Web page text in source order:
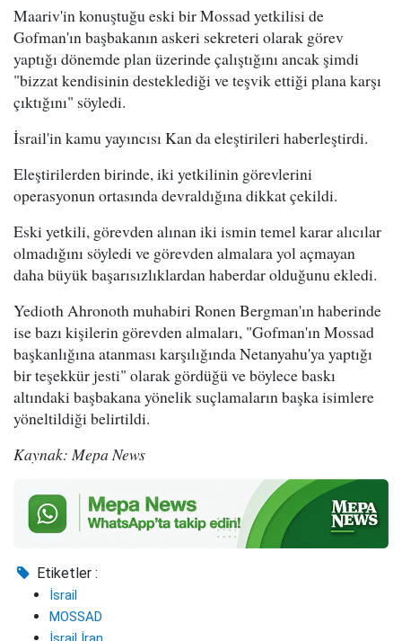
Maariv'in konuştuğu eski bir Mossad yetkilisi de
Gofman'ın başbakanın askeri sekreteri olarak görev
yaptığı dönemde plan üzerinde çalıştığını ancak şimdi
"bizzat kendisinin desteklediği ve teşvik ettiği plana karşı
çıktığını" söyledi.
İsrail'in kamu yayıncısı Kan da eleştirileri haberleştirdi.
Eleştirilerden birinde, iki yetkilinin görevlerini
operasyonun ortasında devraldığına dikkat çekildi.
Eski yetkili, görevden alınan iki ismin temel karar alıcılar
olmadığını söyledi ve görevden almalara yol açmayan
daha büyük başarısızlıklardan haberdar olduğunu ekledi.
Yedioth Ahronoth muhabiri Ronen Bergman'ın haberinde
ise bazı kişilerin görevden almaları, "Gofman'ın Mossad
başkanlığına atanması karşılığında Netanyahu'ya yaptığı
bir teşekkür jesti" olarak gördüğü ve böylece baskı
altındaki başbakana yönelik suçlamaların başka isimlere
yöneltildiği belirtildi.
Kaynak: Mepa News
Etiketler :
İsrail
MOSSAD